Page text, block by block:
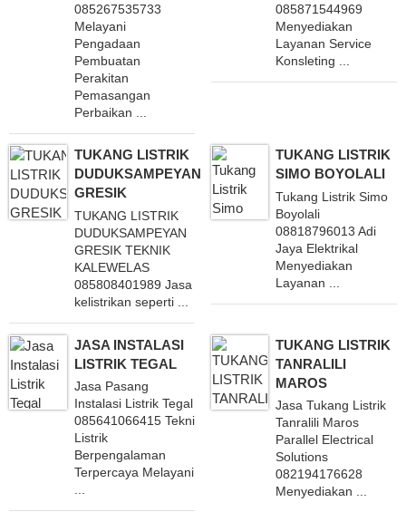
085267535733
Melayani
Pengadaan
Pembuatan
Perakitan
Pemasangan
Perbaikan ...
085871544969
Menyediakan
Layanan Service
Konsleting ...
TUKANG LISTRIK
DUDUKSAMPEYAN
GRESIK
TUKANG LISTRIK
DUDUKSAMPEYAN
GRESIK TEKNIK
KALEWELAS
085808401989 Jasa
kelistrikan seperti ...
TUKANG LISTRIK
SIMO BOYOLALI
Tukang Listrik Simo
Boyolali
08818796013 Adi
Jaya Elektrikal
Menyediakan
Layanan ...
JASA INSTALASI
LISTRIK TEGAL
Jasa Pasang
Instalasi Listrik Tegal
085641066415 Teknisi
Listrik
Berpengalaman
Terpercaya Melayani
...
TUKANG LISTRIK
TANRALILI
MAROS
Jasa Tukang Listrik
Tanralili Maros
Parallel Electrical
Solutions
082194176628
Menyediakan ...